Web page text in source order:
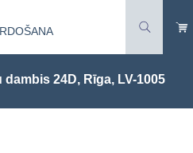
dambis 24D, Rīga, LV-1005